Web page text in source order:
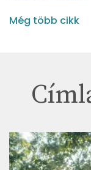
Még több cikk